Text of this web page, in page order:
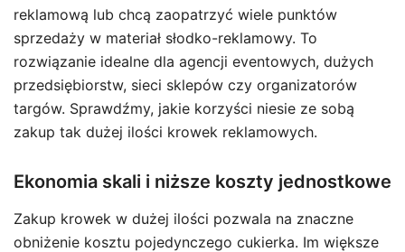
reklamową lub chcą zaopatrzyć wiele punktów
sprzedaży w materiał słodko-reklamowy. To
rozwiązanie idealne dla agencji eventowych, dużych
przedsiębiorstw, sieci sklepów czy organizatorów
targów. Sprawdźmy, jakie korzyści niesie ze sobą
zakup tak dużej ilości krowek reklamowych.
Ekonomia skali i niższe koszty jednostkowe
Zakup krowek w dużej ilości pozwala na znaczne
obniżenie kosztu pojedynczego cukierka. Im większe